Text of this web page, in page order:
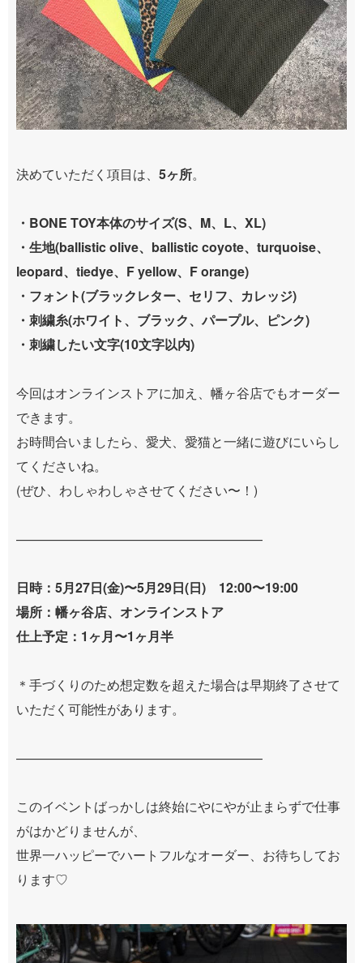
決めていただく項目は、 5ヶ所。
・BONE TOY本体のサイズ(S、M、L、XL)
・生地(ballistic olive、ballistic coyote、turquoise、
leopard、tiedye、F yellow、F orange)
・フォント(ブラックレター、セリフ、カレッジ)
・刺繍糸(ホワイト、ブラック、パープル、ピンク)
・刺繍したい文字(10文字以内)
今回はオンラインストアに加え、幡ヶ谷店でもオーダー
できます。
お時間合いましたら、愛犬、愛猫と一緒に遊びにいらし
てくださいね。
(ぜひ、わしゃわしゃさせてください〜！)
———————————————————
日時：5月27日(金)〜5月29日(日) 12:00〜19:00
場所：幡ヶ谷店、オンラインストア
仕上予定：1ヶ月〜1ヶ月半
＊手づくりのため想定数を超えた場合は早期終了させて
いただく可能性があります。
———————————————————
このイベントばっかしは終始にやにやが止まらずで仕事
がはかどりませんが、
世界一ハッピーでハートフルなオーダー、お待ちしてお
ります♡